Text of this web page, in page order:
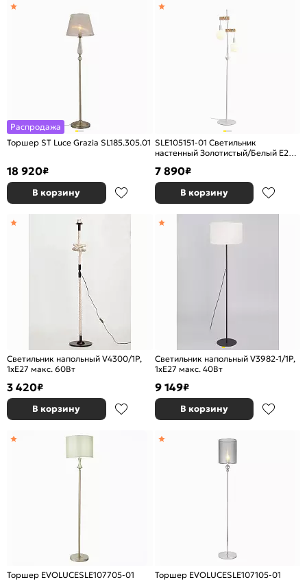
Распродажа
Торшер ST Luce Grazia SL185.305.01
18 920₽
В корзину
SLE105151-01 Светильник
настенный Золотистый/Белый E27
7 890₽
В корзину
Светильник напольный V4300/1P,
1xE27 макс. 60Вт
3 420₽
В корзину
Светильник напольный V3982-1/1P,
1хE27 макс. 40Вт
9 149₽
В корзину
Торшер EVOLUCESLE107705-01 Торшер EVOLUCESLE107105-01